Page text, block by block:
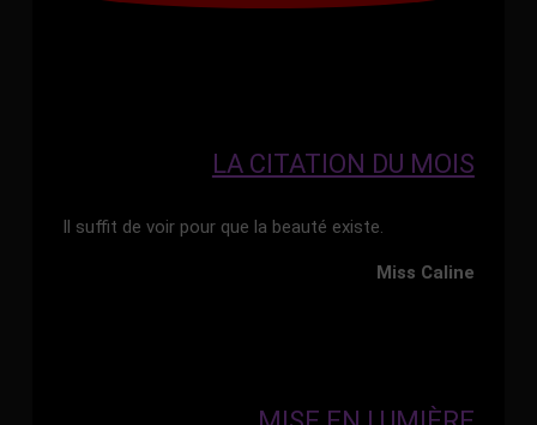
LA CITATION DU MOIS
Il suffit de voir pour que la beauté existe.
Miss Caline